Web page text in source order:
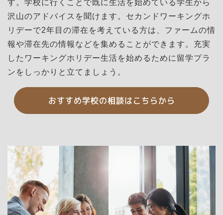
す。学校に行くことで既に生活を始めている学生から
沢山のアドバイスを聞けます。セカンドワーキングホ
リデーで2年目の滞在を考えている方は、ファームの情
報や滞在先の情報などを集めることができます。充実
したワーキングホリデー生活を始めるために留学プラ
ンをしっかりと立てましょう。
おすすめ学校の相談はこちらから